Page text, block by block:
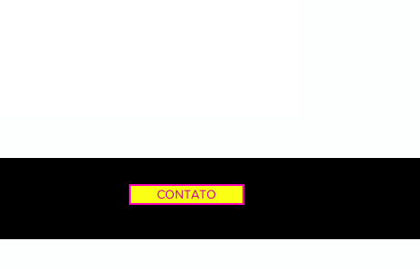
CONTATO